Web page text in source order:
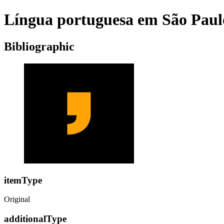
Língua portuguesa em São
Bibliographic
itemType
Original
additionalType